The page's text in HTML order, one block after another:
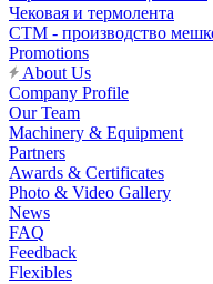
Чековая и термолента
СТМ - производство
Promotions
About Us
Company Profile
Our Team
Machinery & Equipment
Partners
Awards & Certificates
Photo & Video Gallery
News
FAQ
Feedback
Flexibles